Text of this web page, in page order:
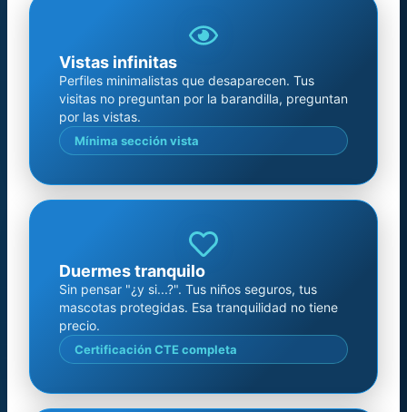
Vistas infinitas
Perfiles minimalistas que desaparecen. Tus
visitas no preguntan por la barandilla, preguntan
por las vistas.
Mínima sección vista
Duermes tranquilo
Sin pensar "¿y si...?". Tus niños seguros, tus
mascotas protegidas. Esa tranquilidad no tiene
precio.
Certificación CTE completa